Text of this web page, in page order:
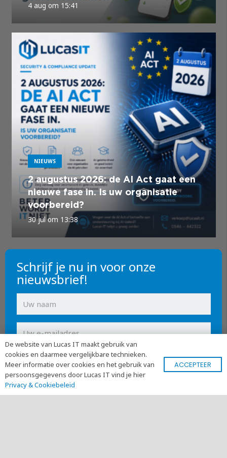
4 aug om 15:41
NIEUWS
2 augustus 2026: de AI Act gaat een
nieuwe fase in. Is uw organisatie
voorbereid?
30 jul om 13:38
Schrijf je nu in voor onze
nieuwsbrief!
Ik heb hetprivacy statementgelezen en ga
ermee akkoord
De website van Lucas IT maakt gebruik van
cookies en daarmee vergelijkbare technieken.
Meer informatie over cookies en het gebruik van
persoonsgegevens door Lucas IT vind je hier
Privacy & Cookiebeleid
ACCEPTEER